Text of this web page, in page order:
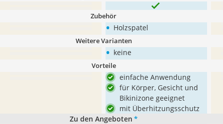
Zubehör
• Holzspatel
Weitere Varianten
• keine
Vorteile
einfache Anwendung
für Körper, Gesicht und
Bikinizone geeignet
mit Überhitzungsschutz
Zu den Angeboten *